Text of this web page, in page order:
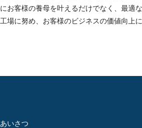
お客様の養母を叶えるだけでなく、最適
場に努め、お客様のビジネスの価値向上に
いさつ